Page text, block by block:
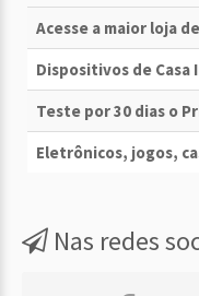
Acesse a maior loja
Dispositivos de
Teste por 30 dias o
Eletrônicos, jogos,
Nas redes